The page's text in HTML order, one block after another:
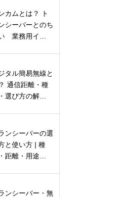
カムとは？ ト
シーバーとのち
業務用イ…
タル簡易無線と
通信距離・種
選び方の解…
ンシーバーの選
と使い方 | 種
距離・用途…
ンシーバー・無